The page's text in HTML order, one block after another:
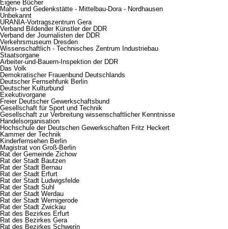
Eigene Bücher
Mahn- und Gedenkstätte - Mittelbau-Dora - Nordhausen
Unbekannt
URANIA-Vortragszentrum Gera
Verband Bildender Künstler der DDR
Verband der Journalisten der DDR
Verkehrsmuseum Dresden
Wissenschaftlich - Technisches Zentrum Industriebau
Staatsorgane
Arbeiter-und-Bauern-Inspektion der DDR
Das Volk
Demokratischer Frauenbund Deutschlands
Deutscher Fernsehfunk Berlin
Deutscher Kulturbund
Exekutivorgane
Freier Deutscher Gewerkschaftsbund
Gesellschaft für Sport und Technik
Gesellschaft zur Verbreitung wissenschaftlicher Kenntnisse
Handelsorganisation
Hochschule der Deutschen Gewerkschaften Fritz Heckert
Kammer der Technik
Kinderfernsehen Berlin
Magistrat von Groß-Berlin
Rat der Gemeinde Zichow
Rat der Stadt Bautzen
Rat der Stadt Bernau
Rat der Stadt Erfurt
Rat der Stadt Ludwigsfelde
Rat der Stadt Suhl
Rat der Stadt Werdau
Rat der Stadt Wernigerode
Rat der Stadt Zwickau
Rat des Bezirkes Erfurt
Rat des Bezirkes Gera
Rat des Bezirkes Schwerin